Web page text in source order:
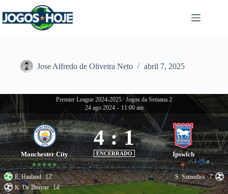
para
o
Jose Alfredo de Oliveira Neto abril 7, 2025
Premier League 2024-2025 Jogos da Semana 2
24 ago 2024 - 11:00 am
Manchester City
4 : 1
ENCERRADO Ipswich
E. Haaland 12'
K. De Bruyne 14'
S. Szmodics 7'